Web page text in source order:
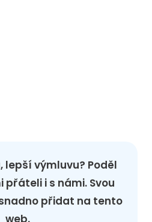
lepší výmluvu? Poděl
přáteli i s námi. Svou
přidat na tento
web.